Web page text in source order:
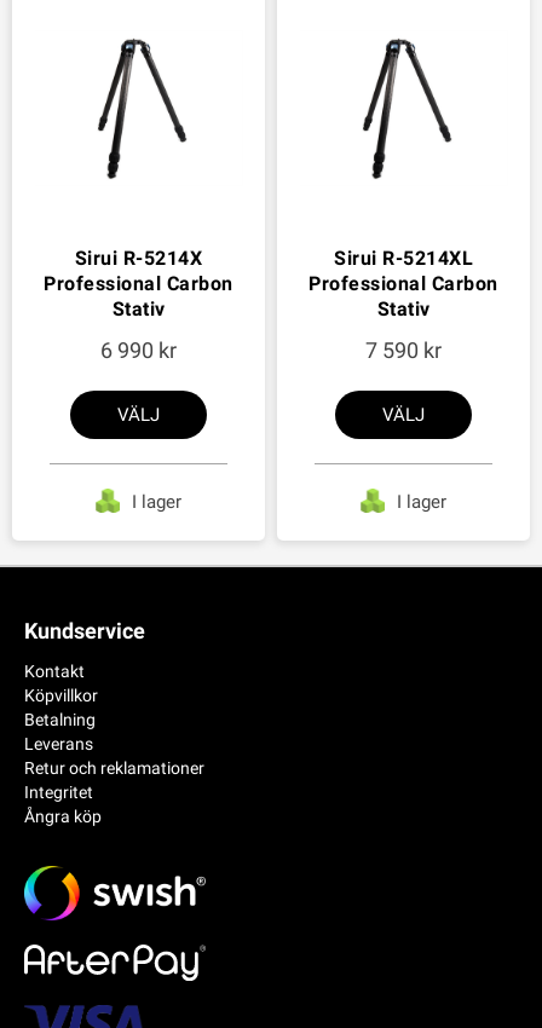
Sirui R-5214X
Professional Carbon
Stativ
6 990
VÄLJ
I lager
Sirui R-5214XL
Professional Carbon
Stativ
7 590
VÄLJ
I lager
Kundservice
Kontakt
Köpvillkor
Betalning
Leverans
Retur och reklamationer
Integritet
Ångra köp